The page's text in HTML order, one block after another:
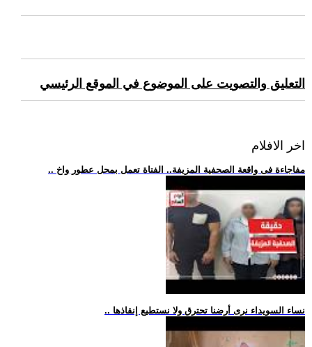
التعليق والتصويت على الموضوع في الموقع الرئيسي
اخر الافلام
.. مفاجاءة فى واقعة الصحفية المزيفة.. الفتاة تعمل بمحل عطور واخ
.. نساء السويداء نرى أرضنا تحترق ولا نستطيع إنقاذها